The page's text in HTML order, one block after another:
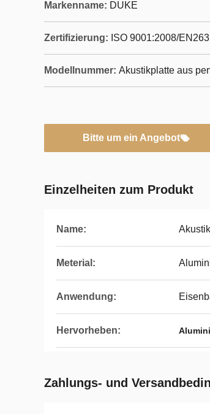
Markenname: DUKE
Zertifizierung: ISO 9001:2008/EN263
Modellnummer: Akustikplatte aus
Bitte um ein Angebot
Einzelheiten zum Produkt
Name:
Meterial:
Anwendung:
Hervorheben:
Zahlungs- und